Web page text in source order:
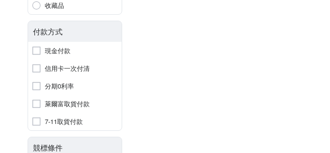
收藏品
付款方式
現金付款
信用卡一次付清
分期0利率
萊爾富取貨付款
7-11取貨付款
競標條件